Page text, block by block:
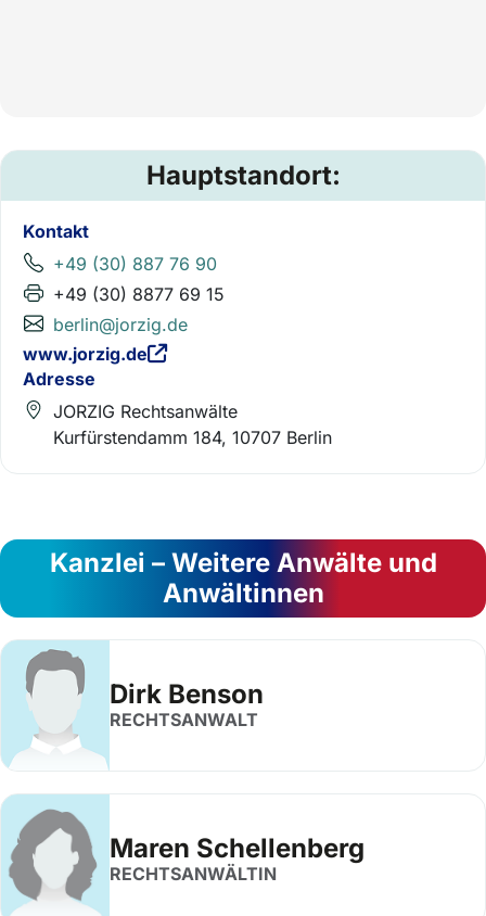
Hauptstandort:
Kontakt
+49 (30) 887 76 90
+49 (30) 8877 69 15
berlin@jorzig.de
www.jorzig.de
Adresse
JORZIG Rechtsanwälte
Kurfürstendamm 184, 10707 Berlin
Kanzlei – Weitere Anwälte und
Anwältinnen
Dirk Benson
RECHTSANWALT
Maren Schellenberg
RECHTSANWÄLTIN